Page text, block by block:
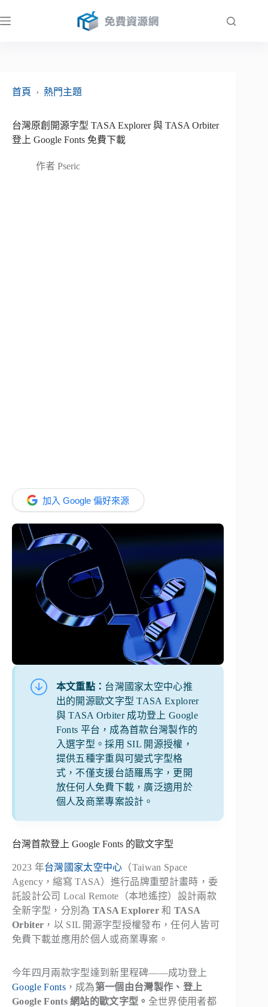
至
首頁
› 熱門主題
台灣原創開源字型 TASA Explorer 與 TASA Orbiter
登上 Google Fonts 免費下載
作者 Pseric
加入 Google 偏好來源
本文重點： 台灣國家太空中心推
出的開源歐文字型 TASA Explorer
與 TASA Orbiter 成功登上 Google
Fonts 平台，成為首款台灣製作的
入選字型。採用 SIL 開源授權，
提供五種字重與可變式字型格
式，不僅支援台語羅馬字，更開
放任何人免費下載，廣泛適用於
個人及商業專案設計。
台灣首款登上 Google Fonts 的歐文字型
2023 年台灣國家太空中心 （Taiwan Space
Agency，縮寫 TASA）進行品牌重塑計畫時，委
託設計公司 Local Remote（本地遙控）設計兩款
全新字型，分別為 TASA Explorer 和TASA
Orbiter ，以 SIL 開源字型授權發布，任何人皆可
免費下載並應用於個人或商業專案。
今年四月兩款字型達到新里程碑——成功登上
Google Fonts，成為第一個由台灣製作、登上
Google Fonts 網站的歐文字型。 全世界使用者都